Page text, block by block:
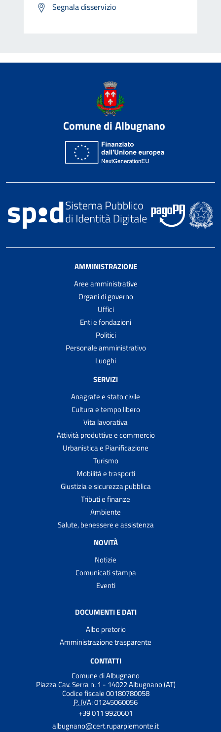
Segnala disservizio
Comune di Albugnano
AMMINISTRAZIONE
Aree amministrative
Organi di governo
Uffici
Enti e fondazioni
Politici
Personale amministrativo
Luoghi
SERVIZI
Anagrafe e stato civile
Cultura e tempo libero
Vita lavorativa
Attività produttive e commercio
Urbanistica e Pianificazione
Turismo
Mobilità e trasporti
Giustizia e sicurezza pubblica
Tributi e finanze
Ambiente
Salute, benessere e assistenza
NOVITÀ
Notizie
Comunicati stampa
Eventi
DOCUMENTI E DATI
Albo pretorio
Amministrazione trasparente
CONTATTI
Comune di Albugnano
Piazza Cav. Serra n. 1 - 14022 Albugnano (AT)
Codice fiscale 00180780058
P. IVA:01245060056
+39 011 9920601
albugnano@cert.ruparpiemonte.it